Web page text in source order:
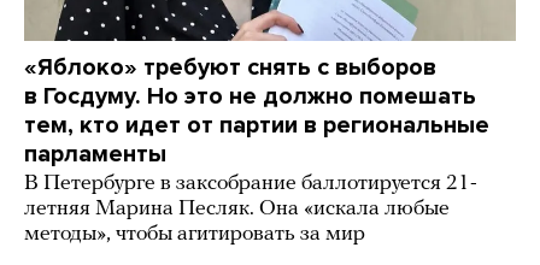
«Яблоко» требуют снять с выборов
в Госдуму. Но это не должно помешать
тем, кто идет от партии в региональные
парламенты
В Петербурге в заксобрание баллотируется 21-
летняя Марина Песляк. Она «искала любые
методы», чтобы агитировать за мир